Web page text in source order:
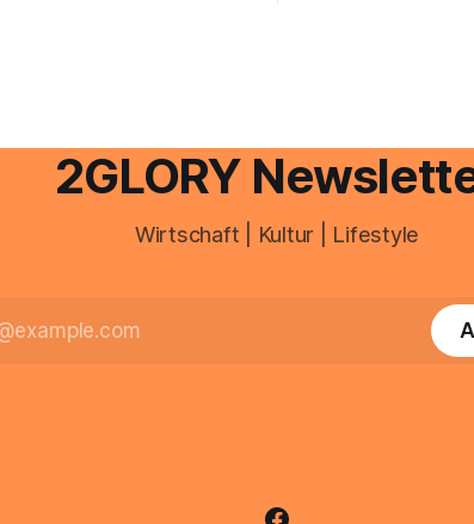
Unterstützung
2GLORY
Wirtschaft | Kultur | Lifestyle